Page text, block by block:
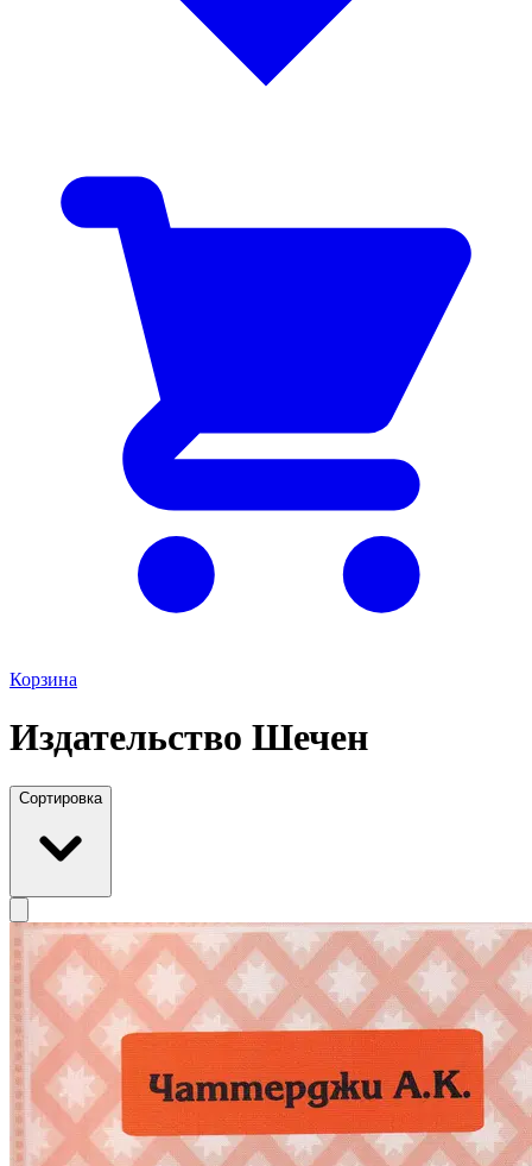
Корзина
Издательство Шечен
Сортировка